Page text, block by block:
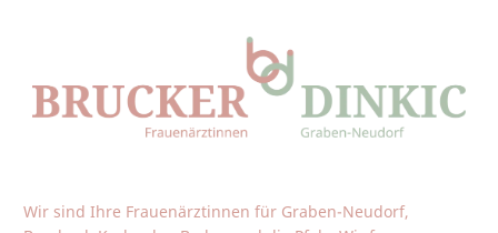
Wir sind Ihre Frauenärztinnen für Graben-Neudorf,